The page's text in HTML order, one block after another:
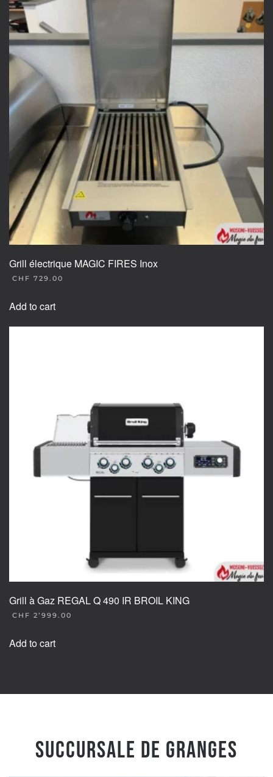
Grill électrique MAGIC FIRES Inox
CHF 729.00
Add to cart
Grill à Gaz REGAL Q 490 IR BROIL KING
CHF 2’999.00
Add to cart
Succursale de Granges